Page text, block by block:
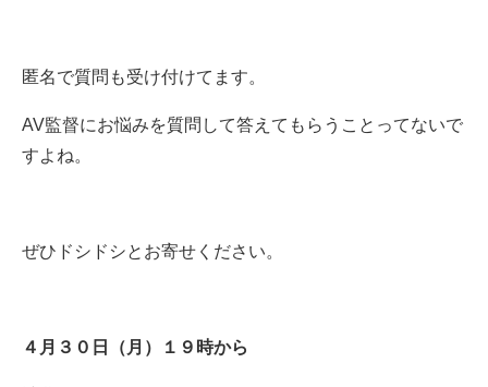
匿名で質問も受け付けてます。
AV監督にお悩みを質問して答えてもらうことってないで
すよね。
ぜひドシドシとお寄せください。
４月３０日（月）１９時から